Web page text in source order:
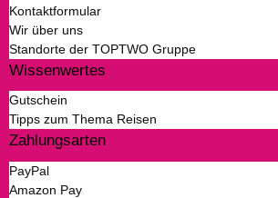
Kontaktformular
Wir über uns
Standorte der TOPTWO Gruppe
Wissenwertes
Gutschein
Tipps zum Thema Reisen
Zahlungsarten
PayPal
Amazon Pay